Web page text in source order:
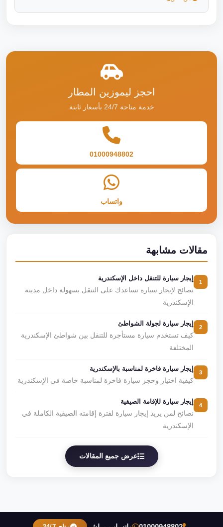
احجز ليموزين المطار
خدمة متاحة 24/7 بأسعار ثابتة
01000948802
واتساب
مقالات مشابهة
إيجار سيارة للتنقل داخل الإسكندرية
نصائح لإيجار سيارة تساعدك على التنقل بسهولة داخل مدينة
الإسكندرية
إيجار سيارة لجولة الشواطئ
كيف تستخدم سيارة مستأجرة للتنقل بين شواطئ الإسكندرية
المختلفة
إيجار سيارة فاخرة لمناسبة بالإسكندرية
كيفية اختيار وحجز سيارة فاخرة لمناسبة خاصة في الإسكندرية
إيجار سيارة للإقامة الصيفية
نصائح لمن يريد إيجار سيارة لفترة إقامته الصيفية الكاملة في
الإسكندرية
عرض جميع المقالات